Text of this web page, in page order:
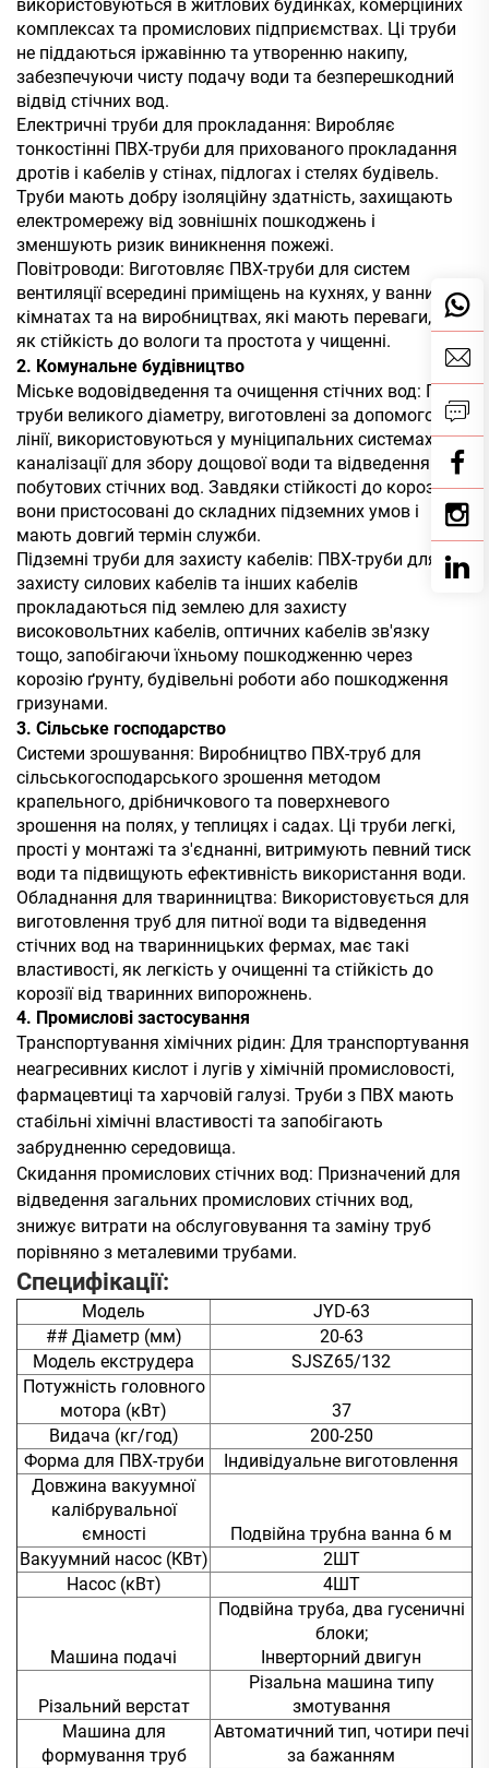
використовуються в житлових будинках, комерційних
комплексах та промислових підприємствах. Ці труби
не піддаються іржавінню та утворенню накипу,
забезпечуючи чисту подачу води та безперешкодний
відвід стічних вод.
Електричні труби для прокладання: Виробляє
тонкостінні ПВХ-труби для прихованого прокладання
дротів і кабелів у стінах, підлогах і стелях будівель.
Труби мають добру ізоляційну здатність, захищають
електромережу від зовнішніх пошкоджень і
зменшують ризик виникнення пожежі.
Повітроводи: Виготовляє ПВХ-труби для систем
вентиляції всередині приміщень на кухнях, у ванних
кімнатах та на виробництвах, які мають переваги, такі
як стійкість до вологи та простота у чищенні.
2. Комунальне будівництво
Міське водовідведення та очищення стічних вод: ПВХ-
труби великого діаметру, виготовлені за допомогою
лінії, використовуються у муніципальних системах
каналізації для збору дощової води та відведення
побутових стічних вод. Завдяки стійкості до корозії
вони пристосовані до складних підземних умов і
мають довгий термін служби.
Підземні труби для захисту кабелів: ПВХ-труби для
захисту силових кабелів та інших кабелів
прокладаються під землею для захисту
високовольтних кабелів, оптичних кабелів зв'язку
тощо, запобігаючи їхньому пошкодженню через
корозію ґрунту, будівельні роботи або пошкодження
гризунами.
3. Сільське господарство
Системи зрошування: Виробництво ПВХ-труб для
сільськогосподарського зрошення методом
крапельного, дрібничкового та поверхневого
зрошення на полях, у теплицях і садах. Ці труби легкі,
прості у монтажі та з'єднанні, витримують певний тиск
води та підвищують ефективність використання води.
Обладнання для тваринництва: Використовується для
виготовлення труб для питної води та відведення
стічних вод на тваринницьких фермах, має такі
властивості, як легкість у очищенні та стійкість до
корозії від тваринних випорожнень.
4. Промислові застосування
Транспортування хімічних рідин: Для транспортування
неагресивних кислот і лугів у хімічній промисловості,
фармацевтиці та харчовій галузі. Труби з ПВХ мають
стабільні хімічні властивості та запобігають
забрудненню середовища.
Скидання промислових стічних вод: Призначений для
відведення загальних промислових стічних вод,
знижує витрати на обслуговування та заміну труб
порівняно з металевими трубами.
Специфікації:
Модель
JYD-63
## Діаметр (мм)
20-63
Модель екструдера
SJSZ65/132
Потужність головного
мотора (кВт)
37
Видача (кг/год)
200-250
Форма для ПВХ-труби
Індивідуальне виготовлення
Довжина вакуумної
калібрувальної
ємності
Подвійна трубна ванна 6 м
Вакуумний насос (КВт)
2ШТ
Насос (кВт)
4ШТ
Машина подачі
Подвійна труба, два гусеничні
блоки;
Інверторний двигун
Різальний верстат
Різальна машина типу
змотування
Машина для
формування труб
Автоматичний тип, чотири печі
за бажанням